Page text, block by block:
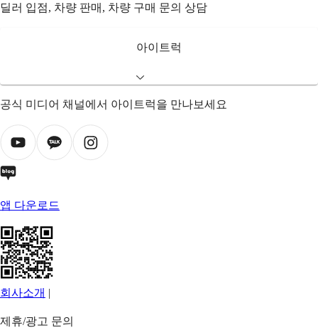
딜러 입점, 차량 판매, 차량 구매 문의 상담
아이트럭
공식 미디어 채널에서 아이트럭을 만나보세요
앱 다운로드
회사소개 |
제휴/광고 문의